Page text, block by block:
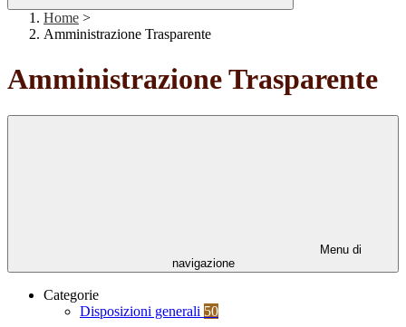
Home >
Amministrazione Trasparente
Amministrazione Trasparente
Menu di
navigazione
Categorie
Disposizioni generali 50